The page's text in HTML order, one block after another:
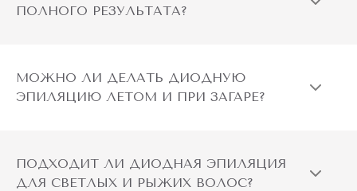
ПОЛНОГО РЕЗУЛЬТАТА?
МОЖНО ЛИ ДЕЛАТЬ ДИОДНУЮ
ЭПИЛЯЦИЮ ЛЕТОМ И ПРИ ЗАГАРЕ?
ПОДХОДИТ ЛИ ДИОДНАЯ ЭПИЛЯЦИЯ
ДЛЯ СВЕТЛЫХ И РЫЖИХ ВОЛОС?